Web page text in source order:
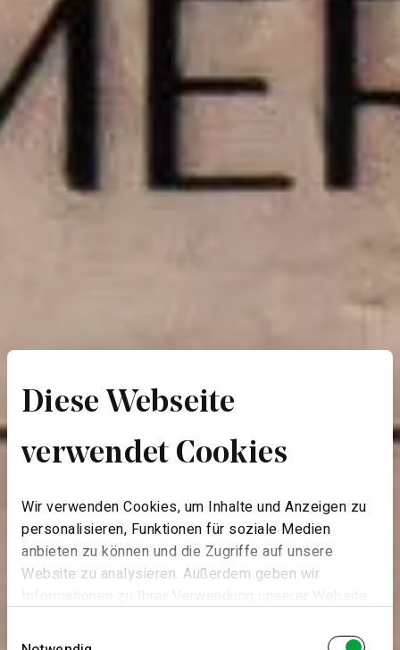
Diese Webseite
verwendet Cookies
Wir verwenden Cookies, um Inhalte und Anzeigen zu
personalisieren, Funktionen für soziale Medien
anbieten zu können und die Zugriffe auf unsere
Website zu analysieren. Außerdem geben wir
Analysen weiter. Unsere Partner führen diese